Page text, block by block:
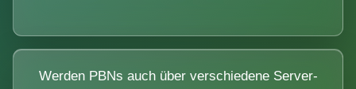
Werden PBNs auch über verschiedene Server-